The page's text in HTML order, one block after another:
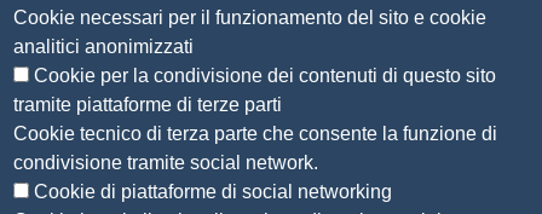
Bandi di concorso
Bandi di gara e contratti
Provvedimenti
Attività e procedimenti
Seguici su
Cookie necessari per il funzionamento del sito e cookie
analitici anonimizzati
Cookie per la condivisione dei contenuti di questo sito
tramite piattaforme di terze parti
Cookie tecnico di terza parte che consente la funzione di
condivisione tramite social network.
Cookie di piattaforme di social networking